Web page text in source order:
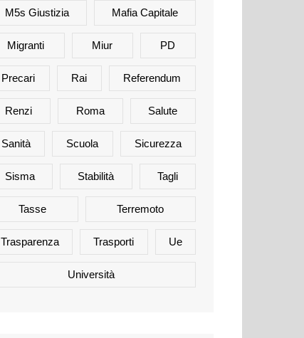
M5s Giustizia Mafia Capitale
Migranti Miur PD
Precari Rai Referendum
Renzi Roma Salute
Sanità Scuola Sicurezza
Sisma Stabilità Tagli
Tasse Terremoto
Trasparenza Trasporti Ue
Università